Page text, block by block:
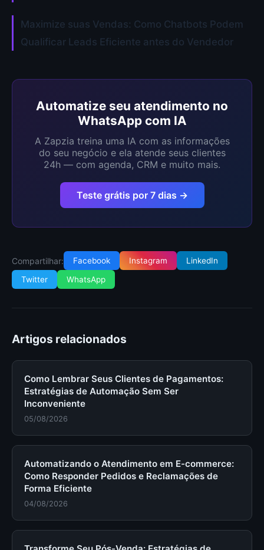
Maximize suas Vendas: Como Chatbots Podem
Qualificar Leads Eficiente antes do Vendedor
Automatize seu atendimento no
WhatsApp com IA
A Zapzia treina uma IA com as informações
do seu negócio e ela atende seus clientes
24h — com agenda, CRM e muito mais.
Teste grátis por 7 dias →
Compartilhar: Facebook Instagram
LinkedIn
Twitter
WhatsApp
Artigos relacionados
Como Lembrar Seus Clientes de Pagamentos:
Estratégias de Automação Sem Ser
Inconveniente
05/08/2026
Automatizando o Atendimento em E-commerce:
Como Responder Pedidos e Reclamações de
Forma Eficiente
04/08/2026